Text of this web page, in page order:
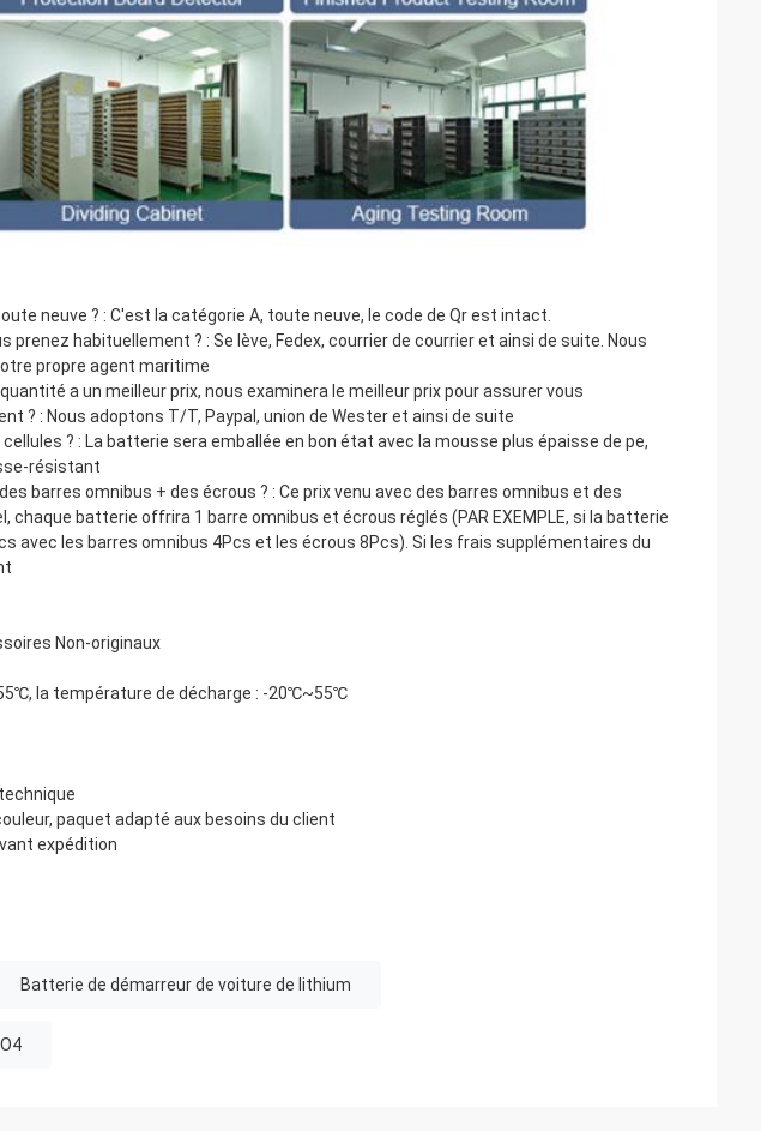
neuve ? : C'est la catégorie A, toute neuve, le code de Qr est intact.
prenez habituellement ? : Se lève, Fedex, courrier de courrier et ainsi de suite. Nous
propre agent maritime
a un meilleur prix, nous examinera le meilleur prix pour assurer vous
? : Nous adoptons T/T, Paypal, union de Wester et ainsi de suite
? : La batterie sera emballée en bon état avec la mousse plus épaisse de pe,
résistant
barres omnibus + des écrous ? : Ce prix venu avec des barres omnibus et des
chaque batterie offrira 1 barre omnibus et écrous réglés (PAR EXEMPLE, si la batterie
avec les barres omnibus 4Pcs et les écrous 8Pcs). Si les frais supplémentaires du
Non-originaux
la température de décharge : -20℃~55℃
paquet adapté aux besoins du client
expédition
Batterie de démarreur de voiture de lithium